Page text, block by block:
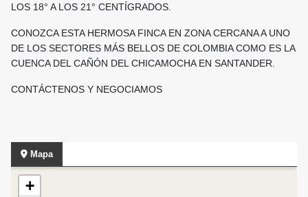
LOS 18° A LOS 21° CENTÍGRADOS.
CONOZCA ESTA HERMOSA FINCA EN ZONA CERCANA A UNO
DE LOS SECTORES MÁS BELLOS DE COLOMBIA COMO ES LA
CUENCA DEL CAÑÓN DEL CHICAMOCHA EN SANTANDER.
CONTÁCTENOS Y NEGOCIAMOS
Mapa
+